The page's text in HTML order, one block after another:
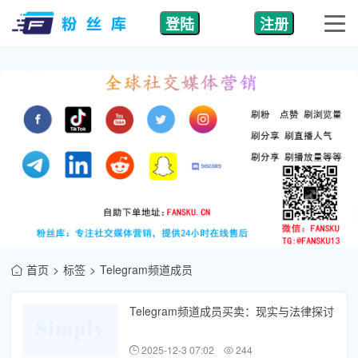
登陆 注册
首页 标签 Telegram频道成员
Telegram频道成员买卖：现实与法律探讨
2025-12-3 07:02 244